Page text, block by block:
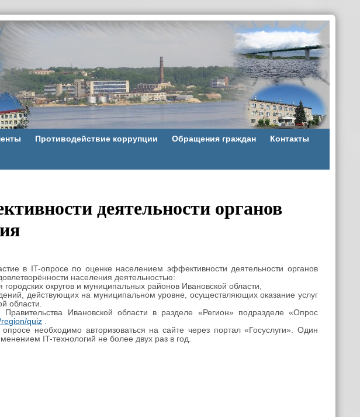
Противодействие коррупции Обращения граждан Контакты
деятельности органов
в IT-опросе по оценке населением эффективности деятельности органов
населения деятельностью:
округов и муниципальных районов Ивановской области,
действующих на муниципальном уровне, осуществляющих оказание услуг
области.
Ивановской области в разделе «Регион» подразделе «Опрос
quiz
необходимо авторизоваться на сайте через портал «Госуслуги». Один
IT-технологий не более двух раз в год.